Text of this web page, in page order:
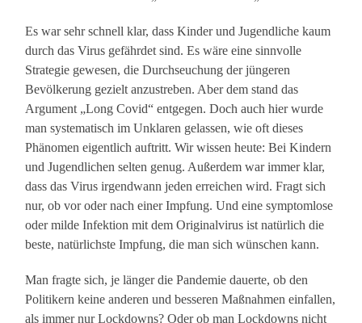
Es war sehr schnell klar, dass Kinder und Jugendliche kaum
durch das Virus gefährdet sind. Es wäre eine sinnvolle
Strategie gewesen, die Durchseuchung der jüngeren
Bevölkerung gezielt anzustreben. Aber dem stand das
Argument „Long Covid“ entgegen. Doch auch hier wurde
man systematisch im Unklaren gelassen, wie oft dieses
Phänomen eigentlich auftritt. Wir wissen heute: Bei Kindern
und Jugendlichen selten genug. Außerdem war immer klar,
dass das Virus irgendwann jeden erreichen wird. Fragt sich
nur, ob vor oder nach einer Impfung. Und eine symptomlose
oder milde Infektion mit dem Originalvirus ist natürlich die
beste, natürlichste Impfung, die man sich wünschen kann.
Man fragte sich, je länger die Pandemie dauerte, ob den
Politikern keine anderen und besseren Maßnahmen einfallen,
als immer nur Lockdowns? Oder ob man Lockdowns nicht